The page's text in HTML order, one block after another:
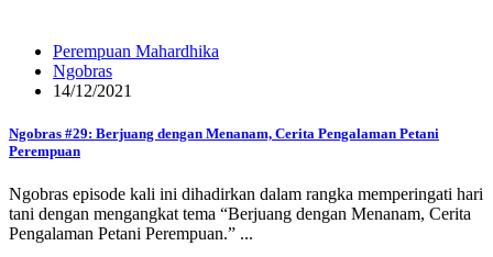
Perempuan Mahardhika
Ngobras
14/12/2021
Ngobras #29: Berjuang dengan Menanam, Cerita Pengalaman Petani
Perempuan
Ngobras episode kali ini dihadirkan dalam rangka memperingati hari
tani dengan mengangkat tema “Berjuang dengan Menanam, Cerita
Pengalaman Petani Perempuan.” ...